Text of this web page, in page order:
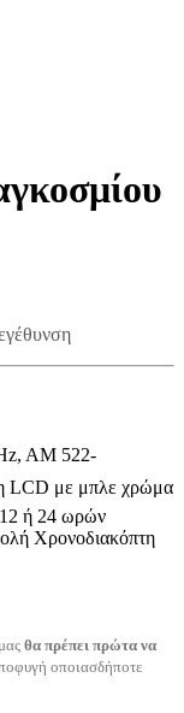
AM 522-
LCD με μπλε χρώμα
ή 24 ωρών
Χρονοδιακόπτη
θα πρέπει πρώτα να
οποιασδήποτε